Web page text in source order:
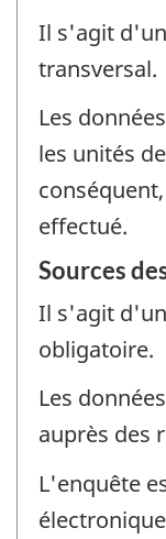
Il s'agit
transversal.
Les
les unités
effectué.
Sources
Il s'agit
obligatoire.
Les
auprès des
L'enquête